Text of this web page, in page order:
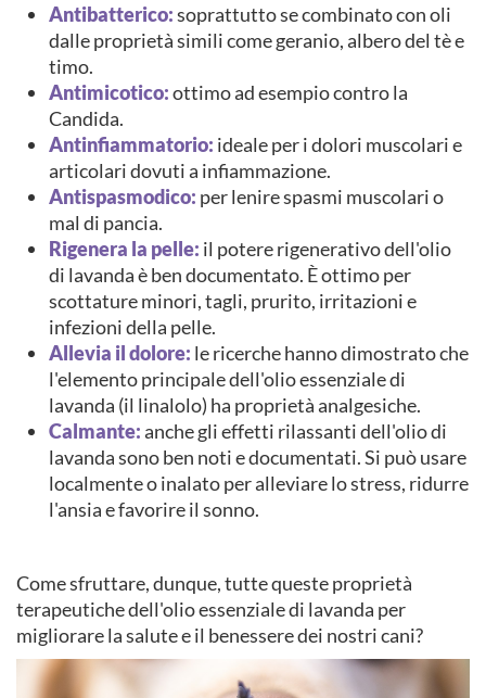
Antibatterico:soprattutto se combinato con oli
dalle proprietà simili come geranio, albero del tè e
timo.
Antimicotico:ottimo ad esempio contro la
Candida.
Antinfiammatorio: ideale per i dolori muscolari e
articolari dovuti a infiammazione.
Antispasmodico: per lenire spasmi muscolari o
mal di pancia.
Rigenera la pelle: il potere rigenerativo dell'olio
di lavanda è ben documentato. È ottimo per
scottature minori, tagli, prurito, irritazioni e
infezioni della pelle.
Allevia il dolore: le ricerche hanno dimostrato che
l'elemento principale dell'olio essenziale di
lavanda (il linalolo) ha proprietà analgesiche.
Calmante:anche gli effetti rilassanti dell'olio di
lavanda sono ben noti e documentati. Si può usare
localmente o inalato per alleviare lo stress, ridurre
l'ansia e favorire il sonno.
Come sfruttare, dunque, tutte queste proprietà
terapeutiche dell'olio essenziale di lavanda per
migliorare la salute e il benessere dei nostri cani?